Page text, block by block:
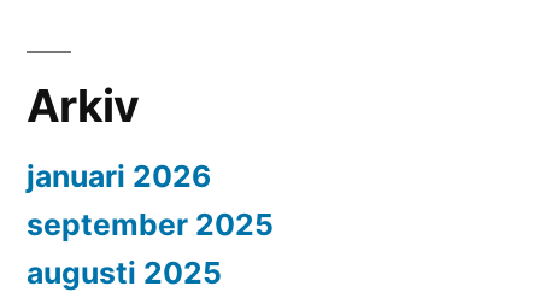
Arkiv
januari 2026
september 2025
augusti 2025